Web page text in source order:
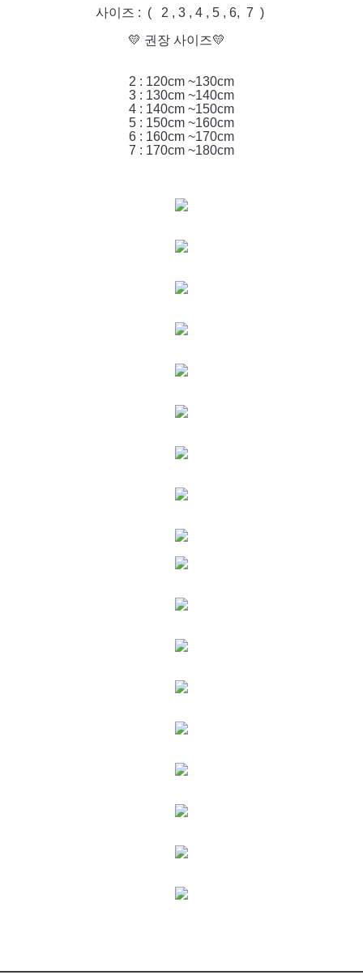
사이즈 : ( 2 , 3 , 4 , 5 , 6, 7 )
💛 권장 사이즈💛
2 : 120cm ~130cm
3 : 130cm ~140cm
4 : 140cm ~150cm
5 : 150cm ~160cm
6 : 160cm ~170cm
7 : 170cm ~180cm